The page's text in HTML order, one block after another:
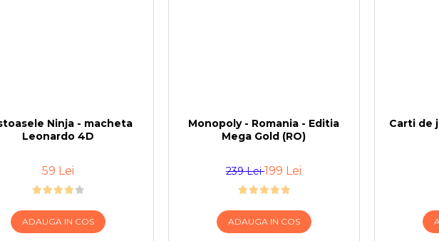
Ninja - macheta
Leonardo 4D
59 Lei
ADAUGA IN COS
Monopoly - Romania - Editia
Mega Gold (RO)
239 Lei199 Lei
ADAUGA IN COS
Carti de